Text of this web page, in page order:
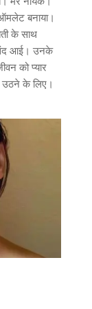
बनाया।
के साथ
आई। उनके
को प्यार
उठने के लिए।